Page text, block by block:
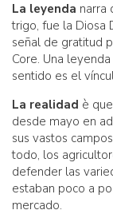
La leyenda narra
trigo, fue la Diosa
señal de gratitud
Core. Una
sentido es el
La realidad è
desde mayo en
sus vastos
todo, los
defender las
estaban poco a
mercado.